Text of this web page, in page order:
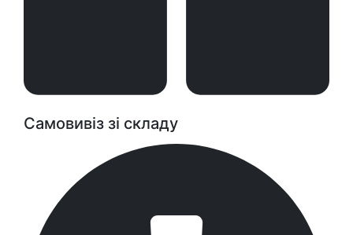
Самовивіз зі складу